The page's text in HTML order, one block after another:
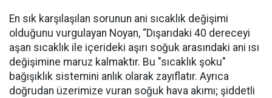
En sık karşılaşılan sorunun ani sıcaklık değişimi
olduğunu vurgulayan Noyan, “Dışarıdaki 40 dereceyi
aşan sıcaklık ile içerideki aşırı soğuk arasındaki ani ısı
değişimine maruz kalmaktır. Bu "sıcaklık şoku"
bağışıklık sistemini anlık olarak zayıflatır. Ayrıca
doğrudan üzerimize vuran soğuk hava akımı; şiddetli